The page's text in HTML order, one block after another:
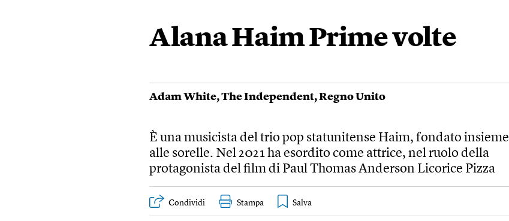
Alana Haim Prime volte
Adam White,The Independent,Regno Unito
È una musicista del trio pop statunitense Haim, fondato insieme
alle sorelle. Nel 2021 ha esordito come attrice, nel ruolo della
protagonista del film di Paul Thomas Anderson Licorice Pizza
Condividi Stampa